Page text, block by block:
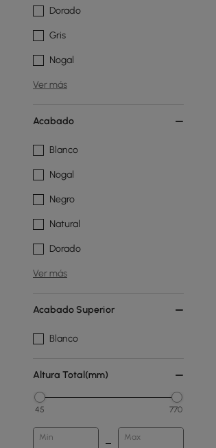
Dorado
Gris
Nogal
Ver más
Acabado
Blanco
Nogal
Negro
Natural
Dorado
Ver más
Acabado Superior
Blanco
Altura Total(mm)
45 770
Min Max